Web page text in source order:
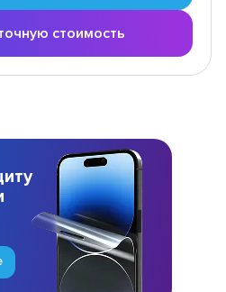
стоимость